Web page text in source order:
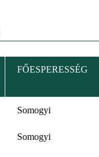
FŐESPERESSÉG
Somogyi
Somogyi